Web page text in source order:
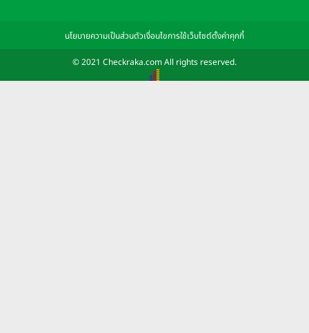
นโยบายความเป็นส่วนตัวเงื่อนไขการใช้เว็บไซต์ตั้งค่าคุกกี้
© 2021 Checkraka.com All rights reserved.